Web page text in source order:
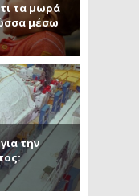
τα μωρά
μέσω
την